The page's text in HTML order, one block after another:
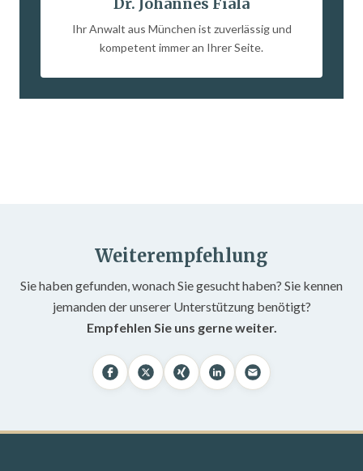
Ihr Anwalt aus München ist zuverlässig und
kompetent immer an Ihrer Seite.
Weiterempfehlung
Sie haben gefunden, wonach Sie gesucht haben? Sie kennen
jemanden der unserer Unterstützung benötigt?
Empfehlen Sie uns gerne weiter.